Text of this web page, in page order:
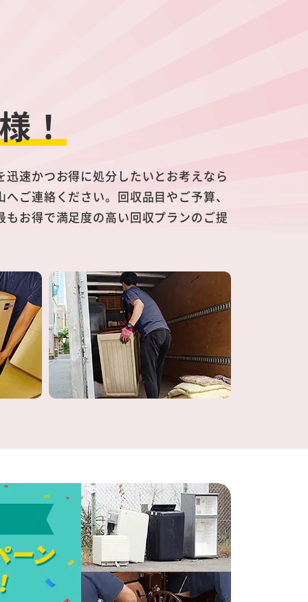
！
速かつお得に処分したいとお考えなら
ご連絡ください。回収品目やご予算、
もお得で満足度の高い回収プランのご提